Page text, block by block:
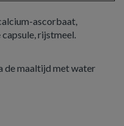
ascorbaat,
rijstmeel.
de maaltijd met water